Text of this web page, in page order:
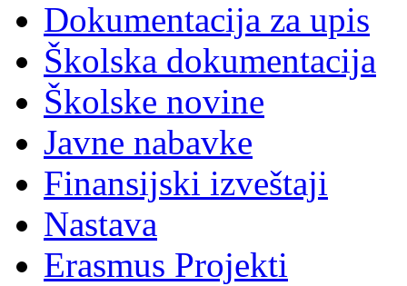
Dokumentacija za upis
Školska dokumentacija
Školske novine
Javne nabavke
Finansijski izveštaji
Nastava
Erasmus Projekti